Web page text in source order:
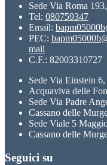
Sede Via Roma
Tel: 080759347
Email:
PEC:
mail
C.F.: 82003310727
Sede Via Einstein 6,
Acquaviva delle
Sede Via Padre
Cassano delle
Sede Viale 5
Cassano delle
Seguici su